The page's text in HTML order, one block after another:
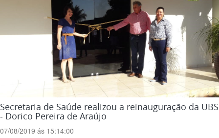
Secretaria de Saúde realizou a reinauguração da UBS
- Dorico Pereira de Araújo
07/08/2019 ás 15:14:00